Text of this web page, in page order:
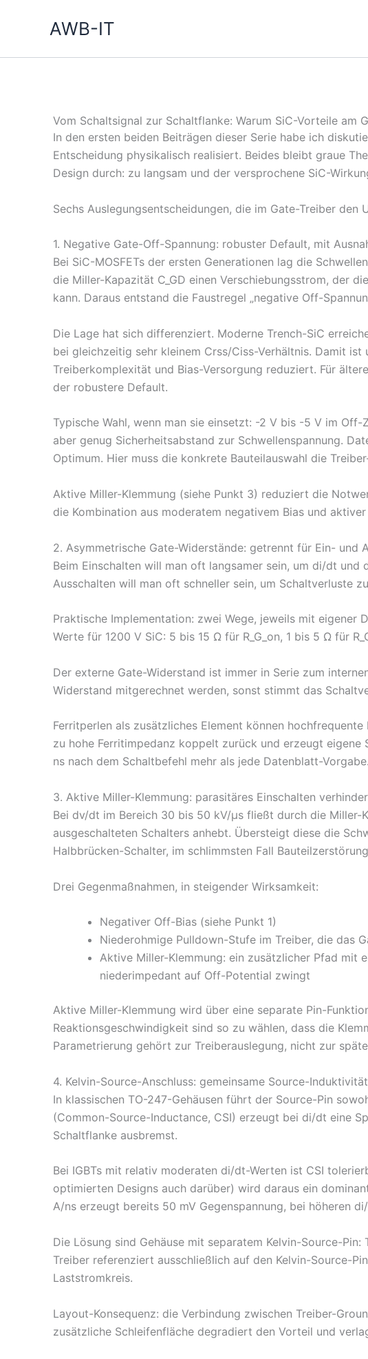
AWB-IT
Vom Schaltsignal zur Schaltflanke: Warum SiC-Vorteile am
In den ersten beiden Beiträgen dieser Serie habe ich
Entscheidung physikalisch realisiert. Beides bleibt graue
Design durch: zu langsam und der versprochene SiC-
Sechs Auslegungsentscheidungen, die im Gate-Treiber den
1. Negative Gate-Off-Spannung: robuster Default, mit
Bei SiC-MOSFETs der ersten Generationen lag die
die Miller-Kapazität C_GD einen Verschiebungsstrom, der
kann. Daraus entstand die Faustregel „negative Off-
Die Lage hat sich differenziert. Moderne Trench-SiC
bei gleichzeitig sehr kleinem Crss/Ciss-Verhältnis. Damit
Treiberkomplexität und Bias-Versorgung reduziert. Für
der robustere Default.
Typische Wahl, wenn man sie einsetzt: -2 V bis -5 V im
aber genug Sicherheitsabstand zur Schwellenspannung.
Optimum. Hier muss die konkrete Bauteilauswahl die
Aktive Miller-Klemmung (siehe Punkt 3) reduziert die
die Kombination aus moderatem negativem Bias und
2. Asymmetrische Gate-Widerstände: getrennt für Ein- und
Beim Einschalten will man oft langsamer sein, um di/dt
Ausschalten will man oft schneller sein, um Schaltverluste
Praktische Implementation: zwei Wege, jeweils mit eigener
Werte für 1200 V SiC: 5 bis 15 Ω für R_G_on, 1 bis 5 Ω für
Der externe Gate-Widerstand ist immer in Serie zum
Widerstand mitgerechnet werden, sonst stimmt das
Ferritperlen als zusätzliches Element können
zu hohe Ferritimpedanz koppelt zurück und erzeugt
ns nach dem Schaltbefehl mehr als jede Datenblatt-Vorgabe.
3. Aktive Miller-Klemmung: parasitäres Einschalten
Bei dv/dt im Bereich 30 bis 50 kV/µs fließt durch die Miller-
ausgeschalteten Schalters anhebt. Übersteigt diese die
Halbbrücken-Schalter, im schlimmsten Fall
Drei Gegenmaßnahmen, in steigender Wirksamkeit:
Negativer Off-Bias (siehe Punkt 1)
Niederohmige Pulldown-Stufe im Treiber, die das
Aktive Miller-Klemmung: ein zusätzlicher Pfad mit
niederimpedant auf Off-Potential zwingt
Aktive Miller-Klemmung wird über eine separate Pin-
Reaktionsgeschwindigkeit sind so zu wählen, dass die
Parametrierung gehört zur Treiberauslegung, nicht zur
4. Kelvin-Source-Anschluss: gemeinsame Source-
In klassischen TO-247-Gehäusen führt der Source-Pin
(Common-Source-Inductance, CSI) erzeugt bei di/dt eine
Schaltflanke ausbremst.
Bei IGBTs mit relativ moderaten di/dt-Werten ist CSI
optimierten Designs auch darüber) wird daraus ein
A/ns erzeugt bereits 50 mV Gegenspannung, bei höheren
Die Lösung sind Gehäuse mit separatem Kelvin-Source-
Treiber referenziert ausschließlich auf den Kelvin-Source-
Laststromkreis.
Layout-Konsequenz: die Verbindung zwischen Treiber-
zusätzliche Schleifenfläche degradiert den Vorteil und